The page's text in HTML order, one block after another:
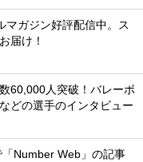
マガジン好評配信中。ス
届け！
60,000人突破！バレーボ
どの選手のインタビュー
「Number Web」の記事